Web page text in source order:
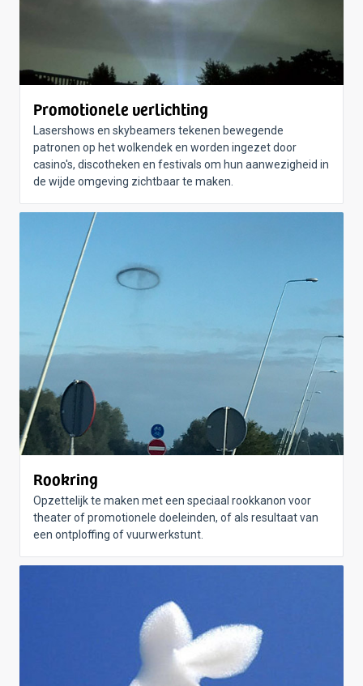
Promotionele verlichting
Lasershows en skybeamers tekenen bewegende
patronen op het wolkendek en worden ingezet door
casino's, discotheken en festivals om hun aanwezigheid in
de wijde omgeving zichtbaar te maken.
Rookring
Opzettelijk te maken met een speciaal rookkanon voor
theater of promotionele doeleinden, of als resultaat van
een ontploffing of vuurwerkstunt.